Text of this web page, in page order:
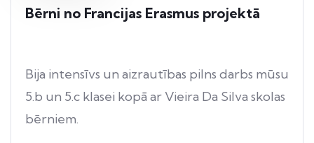
Bērni no Francijas Erasmus projektā
Bija intensīvs un aizrautības pilns darbs mūsu
5.b un 5.c klasei kopā ar Vieira Da Silva skolas
bērniem.